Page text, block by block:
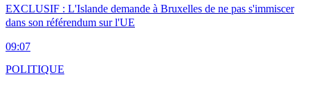
EXCLUSIF : L'Islande demande à Bruxelles de ne pas s'immiscer
dans son référendum sur l'UE
09:07
POLITIQUE